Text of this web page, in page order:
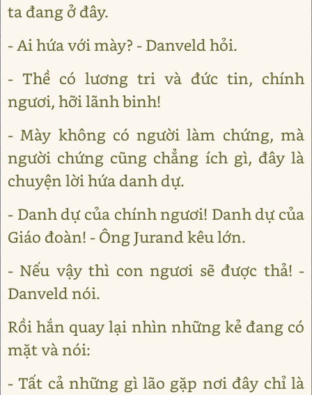
ta đang ở đây.
- Ai hứa với mày? - Danveld hỏi.
- Thề có lương tri và đức tin, chính
ngươi, hỡi lãnh binh!
- Mày không có người làm chứng, mà
người chứng cũng chẳng ích gì, đây là
chuyện lời hứa danh dự.
- Danh dự của chính ngươi! Danh dự của
Giáo đoàn! - Ông Jurand kêu lớn.
- Nếu vậy thì con ngươi sẽ được thả! -
Danveld nói.
Rồi hắn quay lại nhìn những kẻ đang có
mặt và nói:
- Tất cả những gì lão gặp nơi đây chỉ là